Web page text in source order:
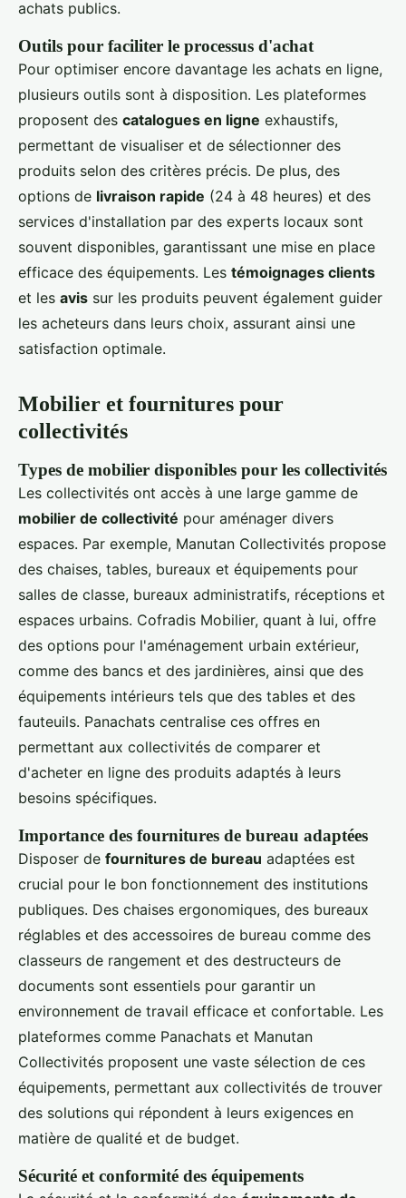
achats publics.
Outils pour faciliter le processus d'achat
Pour optimiser encore davantage les achats en ligne,
plusieurs outils sont à disposition. Les plateformes
proposent des catalogues en ligne exhaustifs,
permettant de visualiser et de sélectionner des
produits selon des critères précis. De plus, des
options de livraison rapide (24 à 48 heures) et des
services d'installation par des experts locaux sont
souvent disponibles, garantissant une mise en place
efficace des équipements. Les témoignages clients
et les avis sur les produits peuvent également guider
les acheteurs dans leurs choix, assurant ainsi une
satisfaction optimale.
Mobilier et fournitures pour
collectivités
Types de mobilier disponibles pour les collectivités
Les collectivités ont accès à une large gamme de
mobilier de collectivité pour aménager divers
espaces. Par exemple, Manutan Collectivités propose
des chaises, tables, bureaux et équipements pour
salles de classe, bureaux administratifs, réceptions et
espaces urbains. Cofradis Mobilier, quant à lui, offre
des options pour l'aménagement urbain extérieur,
comme des bancs et des jardinières, ainsi que des
équipements intérieurs tels que des tables et des
fauteuils. Panachats centralise ces offres en
permettant aux collectivités de comparer et
d'acheter en ligne des produits adaptés à leurs
besoins spécifiques.
Importance des fournitures de bureau adaptées
Disposer de fournitures de bureau adaptées est
crucial pour le bon fonctionnement des institutions
publiques. Des chaises ergonomiques, des bureaux
réglables et des accessoires de bureau comme des
classeurs de rangement et des destructeurs de
documents sont essentiels pour garantir un
environnement de travail efficace et confortable. Les
plateformes comme Panachats et Manutan
Collectivités proposent une vaste sélection de ces
équipements, permettant aux collectivités de trouver
des solutions qui répondent à leurs exigences en
matière de qualité et de budget.
Sécurité et conformité des équipements